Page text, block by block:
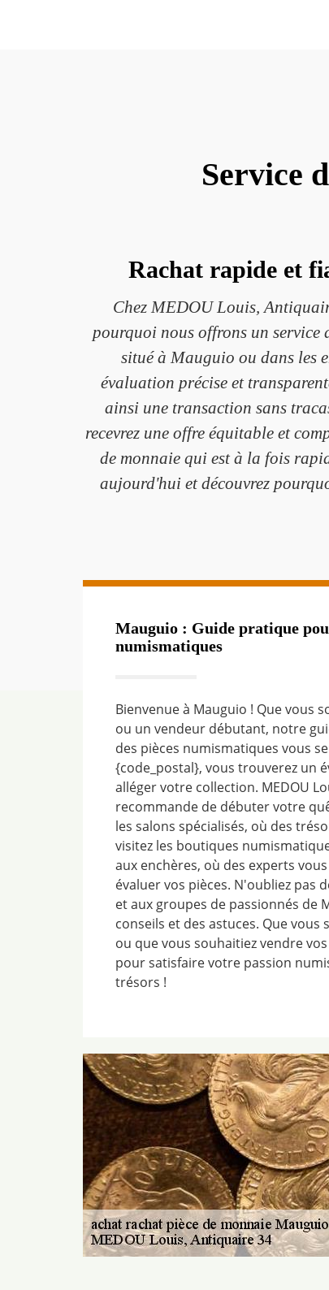
Service
Rachat rapide et
Chez MEDOU Louis,
pourquoi nous offrons un service
situé à Mauguio ou dans les
évaluation précise et
ainsi une transaction sans
recevrez une offre équitable et
de monnaie qui est à la fois
aujourd'hui et découvrez
Mauguio : Guide pratique
numismatiques
Bienvenue à Mauguio ! Que vous
ou un vendeur débutant, notre
des pièces numismatiques vous
{code_postal}, vous trouverez un
alléger votre collection. MEDOU
recommande de débuter votre
les salons spécialisés, où des
visitez les boutiques
aux enchères, où des experts
évaluer vos pièces. N'oubliez pas
et aux groupes de passionnés de
conseils et des astuces. Que vous
ou que vous souhaitiez vendre
pour satisfaire votre passion
trésors !